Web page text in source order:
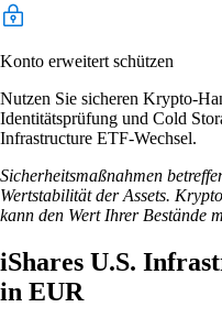
Konto erweitert schützen
Nutzen Sie sicheren Krypto-
Identitätsprüfung und Cold
Infrastructure ETF-Wechsel.
Sicherheitsmaßnahmen
Wertstabilität der Assets.
kann den Wert Ihrer Bestände
iShares U.S.
in EUR